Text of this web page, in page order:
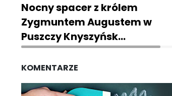
Nocny spacer z królem
Zygmuntem Augustem w
Puszczy Knyszyńsk…
KOMENTARZE